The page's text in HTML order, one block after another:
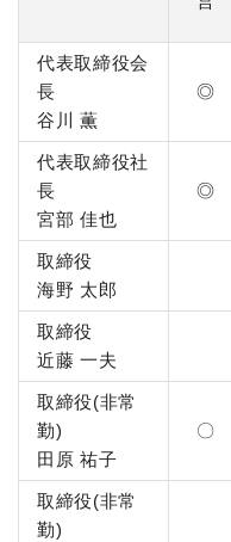
代表取締役会
長
谷川 薫
◎
代表取締役社
長
宮部 佳也
◎
取締役
海野 太郎
取締役
近藤 一夫
取締役(非常
勤)
田原 祐子
〇
取締役(非常
勤)